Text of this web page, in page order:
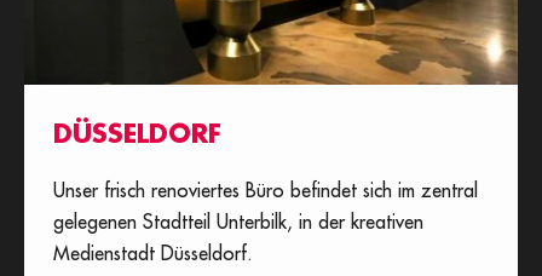
DÜSSELDORF
Unser frisch renoviertes Büro befindet sich im zentral
gelegenen Stadtteil Unterbilk, in der kreativen
Medienstadt Düsseldorf.